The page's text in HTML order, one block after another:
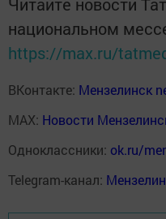
национальном
https://max.ru/
ВКонтакте: Мензелинск
MAX: Новости
Одноклассники: ok.ru/
Telegram-канал: